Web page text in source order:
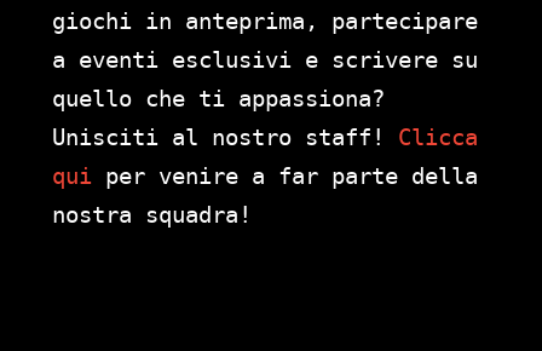
giochi in anteprima, partecipare
a eventi esclusivi e scrivere su
quello che ti appassiona?
Unisciti al nostro staff! Clicca
qui per venire a far parte della
nostra squadra!